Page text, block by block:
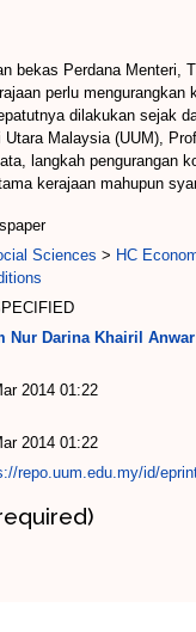
bekas Perdana Menteri,
perlu mengurangkan
dilakukan sejak
Malaysia (UUM),
langkah pengurangan
kerajaan mahupun
Sciences > HC
Nur Darina Khairil Anwar
2014 01:22
2014 01:22
repo.uum.edu.my/id/